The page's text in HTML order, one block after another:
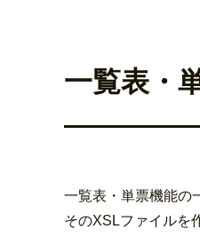
一覧表・
一覧表・単票機能の
そのXSLファイルを